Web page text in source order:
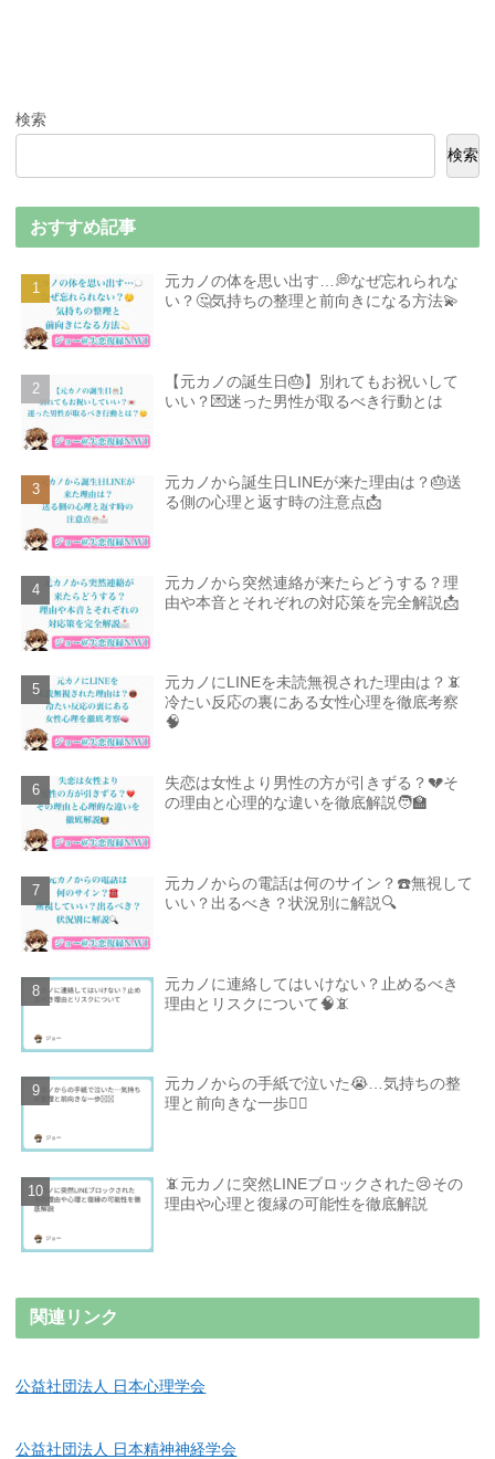
検索
検索
おすすめ記事
元カノの体を思い出す…💭なぜ忘れられな
い？🤔気持ちの整理と前向きになる方法💫
【元カノの誕生日🎂】別れてもお祝いして
いい？💌迷った男性が取るべき行動とは
元カノから誕生日LINEが来た理由は？🎂送
る側の心理と返す時の注意点📩
元カノから突然連絡が来たらどうする？理
由や本音とそれぞれの対応策を完全解説📩
元カノにLINEを未読無視された理由は？📵
冷たい反応の裏にある女性心理を徹底考察
🧠
失恋は女性より男性の方が引きずる？💔そ
の理由と心理的な違いを徹底解説🧑‍🏫
元カノからの電話は何のサイン？☎️無視して
いい？出るべき？状況別に解説🔍
元カノに連絡してはいけない？止めるべき
理由とリスクについて🧠📵
元カノからの手紙で泣いた😭…気持ちの整
理と前向きな一歩🚶‍♂️
📵元カノに突然LINEブロックされた😢その
理由や心理と復縁の可能性を徹底解説
関連リンク
公益社団法人 日本心理学会
公益社団法人 日本精神神経学会